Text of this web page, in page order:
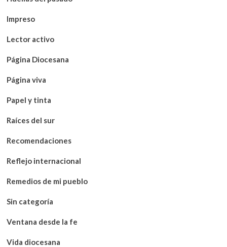
Impreso
Lector activo
Página Diocesana
Página viva
Papel y tinta
Raíces del sur
Recomendaciones
Reflejo internacional
Remedios de mi pueblo
Sin categoría
Ventana desde la fe
Vida diocesana